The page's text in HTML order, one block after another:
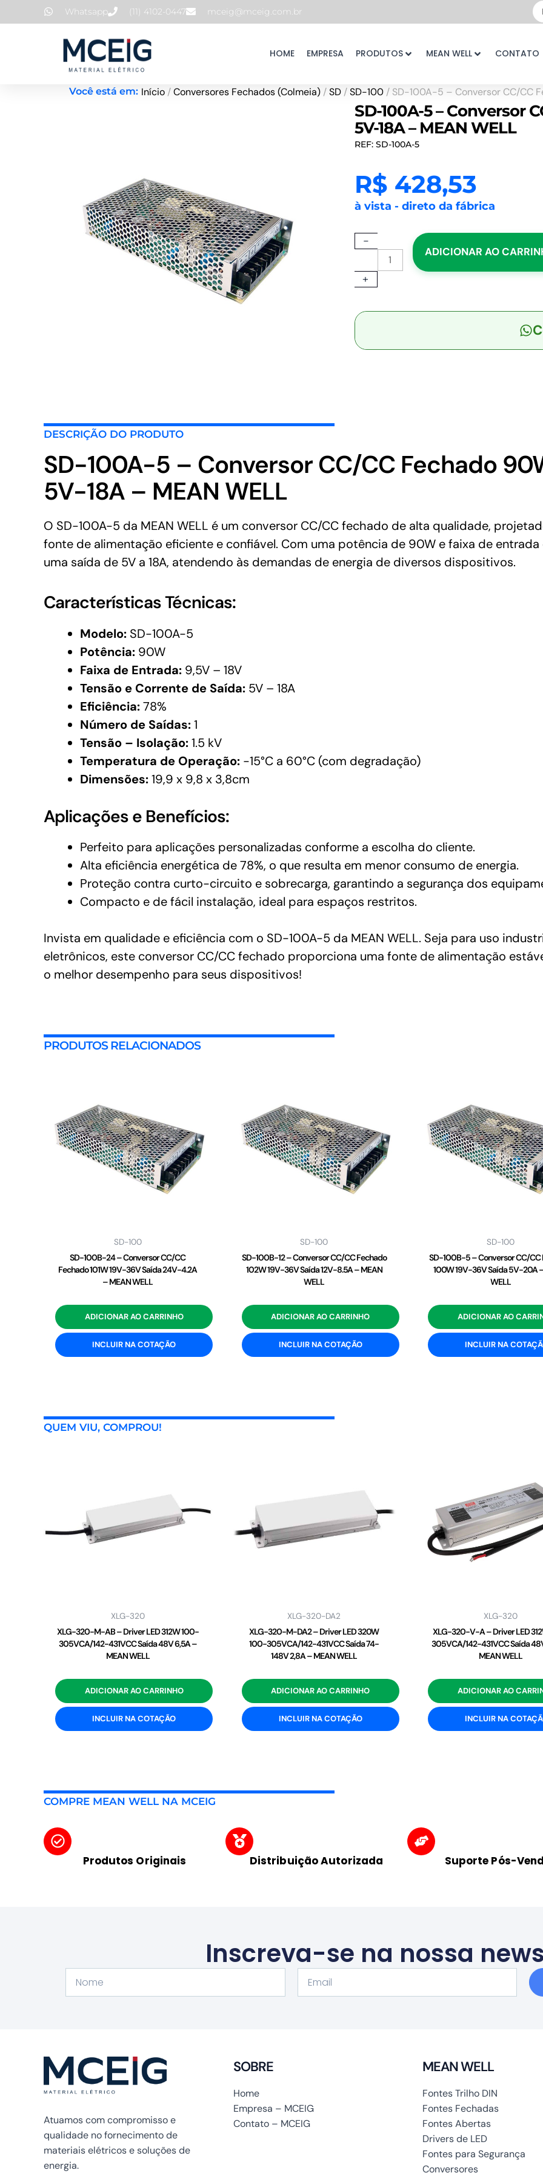
para
Whatsapp (11) 4102-0447 mceig@mceig.com.br
...
HOME EMPRESA PRODUTOS MEAN WELL CONTATO
Você está em: Início /Conversores Fechados (Colmeia) /SD /SD-100 / SD-100A-5 – Conversor CC/CC
SD-100A-5 – Conversor
5V-18A – MEAN WELL
REF: SD-100A-5
R$ 428,53
à vista - direto da fábrica
-
SD-
5
-
CC/CC
90W
MEAN
WELL
+
ADICIONAR AO
DESCRIÇÃO DO PRODUTO
SD-100A-5 – Conversor CC/CC Fechado
5V-18A – MEAN WELL
O SD-100A-5 da MEAN WELL é um conversor CC/CC fechado de alta qualidade,
fonte de alimentação eficiente e confiável. Com uma potência de 90W e faixa de entrada
uma saída de 5V a 18A, atendendo às demandas de energia de diversos dispositivos.
Características Técnicas:
Modelo: SD-100A-5
Potência: 90W
Faixa de Entrada: 9,5V – 18V
Tensão e Corrente de Saída: 5V – 18A
Eficiência:78%
Número de Saídas:1
Tensão – Isolação:1.5 kV
Temperatura de Operação: -15°C a 60°C (com degradação)
Dimensões:19,9 x 9,8 x 3,8cm
Aplicações e Benefícios:
Perfeito para aplicações personalizadas conforme a escolha do cliente.
Alta eficiência energética de 78%, o que resulta em menor consumo de energia.
Proteção contra curto-circuito e sobrecarga, garantindo a segurança dos
Compacto e de fácil instalação, ideal para espaços restritos.
Invista em qualidade e eficiência com o SD-100A-5 da MEAN WELL. Seja para uso
eletrônicos, este conversor CC/CC fechado proporciona uma fonte de alimentação
o melhor desempenho para seus dispositivos!
PRODUTOS RELACIONADOS
SD-100
SD-100B-24 – Conversor CC/CC
Fechado 101W 19V-36V Saída 24V-4.2A
– MEAN WELL
ADICIONAR AO CARRINHO
INCLUIR NA COTAÇÃO
SD-100
SD-100B-12 – Conversor CC/CC Fechado
102W 19V-36V Saída 12V-8.5A – MEAN
WELL
ADICIONAR AO CARRINHO
INCLUIR NA COTAÇÃO
SD-100
SD-100B-5 – Conversor CC/CC
100W 19V-36V Saída 5V-20A
WELL
ADICIONAR AO
INCLUIR NA
QUEM VIU, COMPROU!
XLG-320
XLG-320-M-AB – Driver LED 312W 100-
305VCA/142-431VCC Saída 48V 6,5A –
MEAN WELL
ADICIONAR AO CARRINHO
INCLUIR NA COTAÇÃO
XLG-320-DA2
XLG-320-M-DA2 – Driver LED 320W
100-305VCA/142-431VCC Saída 74-
148V 2,8A – MEAN WELL
ADICIONAR AO CARRINHO
INCLUIR NA COTAÇÃO
XLG-320
XLG-320-V-A – Driver LED
305VCA/142-431VCC Saída
MEAN WELL
ADICIONAR AO
INCLUIR NA
COMPRE MEAN WELL NA MCEIG
Produtos Originais Distribuição Autorizada Suporte Pós-
Inscreva-se na nossa
Atuamos com compromisso e
qualidade no fornecimento de
materiais elétricos e soluções de
energia.
SOBRE
Home
Empresa – MCEIG
Contato – MCEIG
MEAN WELL
Fontes Trilho DIN
Fontes Fechadas
Fontes Abertas
Drivers de LED
Fontes para Segurança
Conversores